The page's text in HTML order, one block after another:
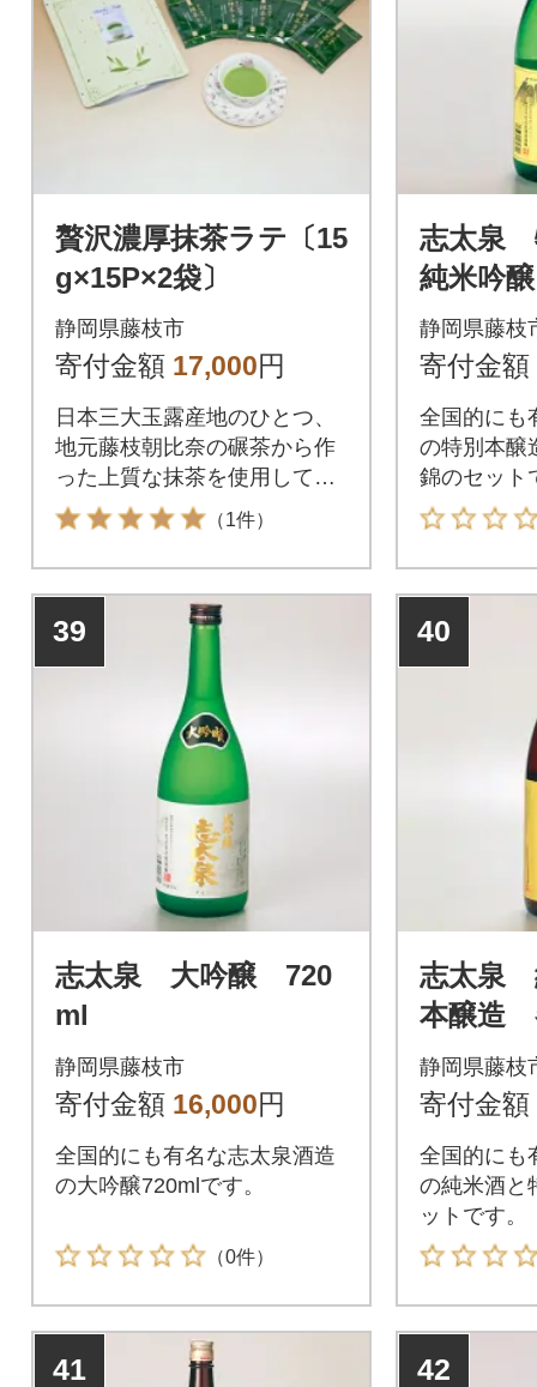
贅沢濃厚抹茶ラテ〔15
g×15P×2袋〕
静岡県藤枝市
寄付金額 17,000円
日本三大玉露産地のひとつ、
地元藤枝朝比奈の碾茶から作
った上質な抹茶を使用してい
ます。
（1件）
志太泉
純米吟
720ml
静岡県藤枝
寄付金額
全国的にも
の特別本醸
錦のセット
39
志太泉 大吟醸 720
ml
静岡県藤枝市
寄付金額 16,000円
全国的にも有名な志太泉酒造
の大吟醸720mlです。
（0件）
40
志太泉
本醸造
セット
静岡県藤枝
寄付金額
全国的にも
の純米酒と
ットです。
41 42